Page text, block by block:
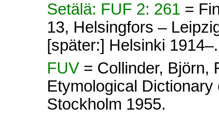
Setälä: FUF 2: 261 =
13, Helsingfors –
[später:] Helsinki 1914–.
FUV = Collinder, Björn,
Etymological
Stockholm 1955.